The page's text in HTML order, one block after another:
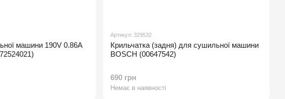
машини 190V 0.86A
Артикул: 329532
Крильчатка (задня) для сушильної машини
BOSCH (00647542)
690 грн
Немає в наявності